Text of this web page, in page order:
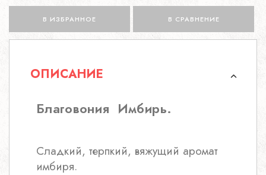
В ИЗБРАННОЕ В СРАВНЕНИЕ
ОПИСАНИЕ
Благовония Имбирь.
Сладкий, терпкий, вяжущий аромат
имбиря.